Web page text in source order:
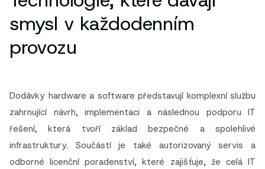
smysl v každodenním
provozu
Dodávky hardware a software představují komplexní službu
zahrnující návrh, implementaci a následnou podporu IT
řešení, která tvoří základ bezpečné a spolehlivé
infrastruktury. Součástí je také autorizovaný servis a
odborné licenční poradenství, které zajišťuje, že celá IT